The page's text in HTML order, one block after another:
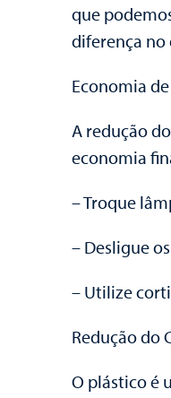
que
diferença no
Economia
A redução
economia
– Troque
– Desligue
– Utilize
Redução do
O plástico é